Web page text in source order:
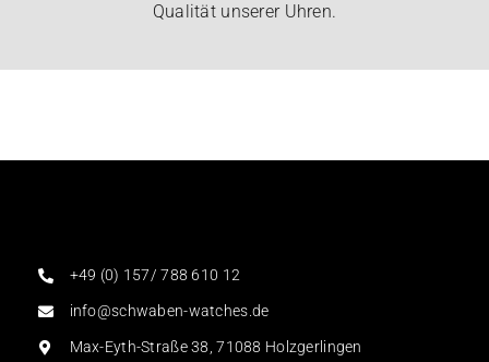
Qualität unserer Uhren.
+49 (0) 157/ 788 610 12
info@schwaben-watches.de
Max-Eyth-Straße 38, 71088 Holzgerlingen